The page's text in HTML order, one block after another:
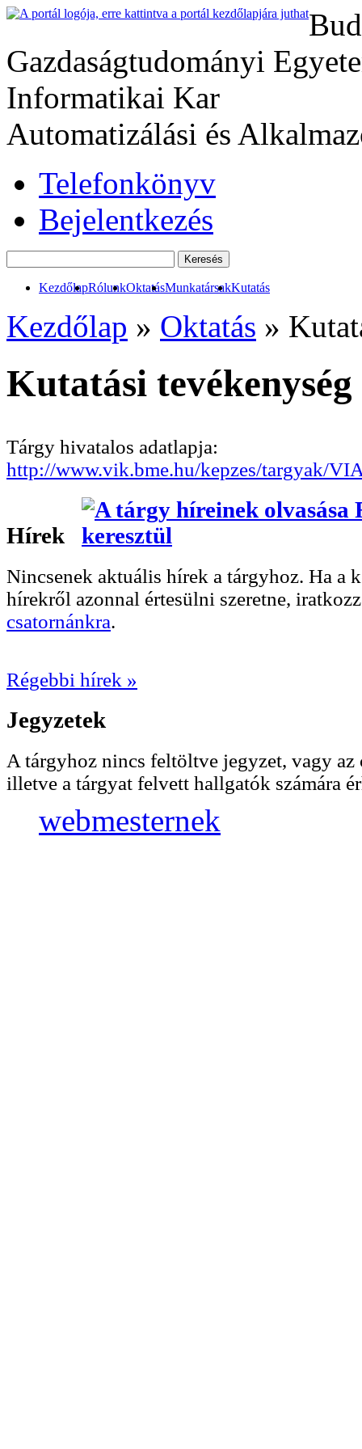
Gazdaságtudományi
Informatikai Kar
Automatizálási és
Telefonkönyv
Bejelentkezés
KezdőlapRólunkOktatásMunkatársakKutatás
Kezdőlap » Oktatás »
Kutatási
Tárgy hivatalos adatlapja:
http://www.vik.bme.hu/kepzes/targyak/
Hírek
Nincsenek aktuális hírek a tárgyhoz. Ha a
hírekről azonnal értesülni szeretne,
csatornánkra.
Régebbi hírek »
Jegyzetek
A tárgyhoz nincs feltöltve jegyzet, vagy az
illetve a tárgyat felvett hallgatók számára
webmesternek